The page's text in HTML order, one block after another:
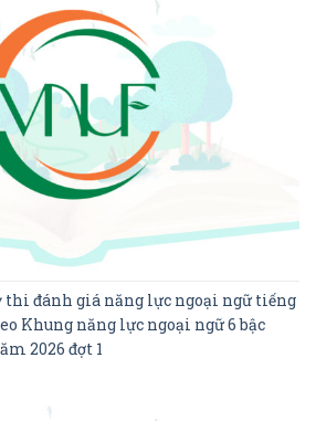
thi đánh giá năng lực ngoại ngữ tiếng
Khung năng lực ngoại ngữ 6 bậc
2026 đợt 1